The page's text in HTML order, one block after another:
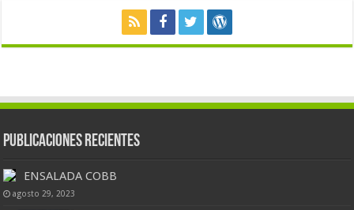
Publicaciones Recientes
ENSALADA COBB
agosto 29, 2023